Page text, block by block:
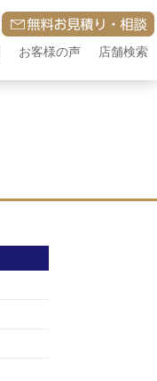
お客様の声 店舗検索